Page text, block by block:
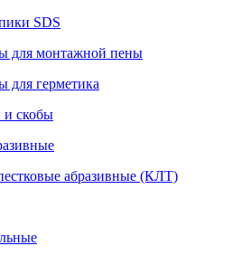
SDS
для монтажной пены
для герметика
и скобы
абразивные (КЛТ)